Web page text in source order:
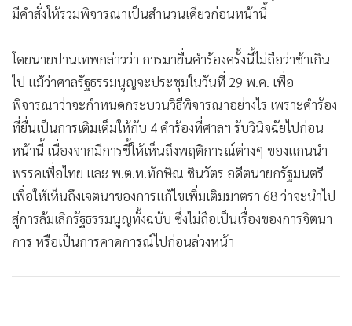
• ญี่ปุ่น
• Gotomanager
มีคำสั่งให้รวมพิจารณาเป็นสำนวนเดียวก่อนหน้านี้
โดยนายปานเทพกล่าวว่า การมายื่นคำร้องครั้งนี้ไม่ถือว่าช้าเกิน
ไป แม้ว่าศาลรัฐธรรมนูญจะประชุมในวันที่ 29 พ.ค. เพื่อ
พิจารณาว่าจะกำหนดกระบวนวิธีพิจารณาอย่างไร เพราะคำร้อง
ที่ยื่นเป็นการเติมเต็มให้กับ 4 คำร้องที่ศาลฯ รับวินิจฉัยไปก่อน
หน้านี้ เนื่องจากมีการชี้ให้เห็นถึงพฤติการณ์ต่างๆ ของแกนนำ
พรรคเพื่อไทย และ พ.ต.ท.ทักษิณ ชินวัตร อดีตนายกรัฐมนตรี
เพื่อให้เห็นถึงเจตนาของการแก้ไขเพิ่มเติมมาตรา 68 ว่าจะนำไป
สู่การล้มเลิกรัฐธรรมนูญทั้งฉบับ ซึ่งไม่ถือเป็นเรื่องของการจิตนา
การ หรือเป็นการคาดการณ์ไปก่อนล่วงหน้า